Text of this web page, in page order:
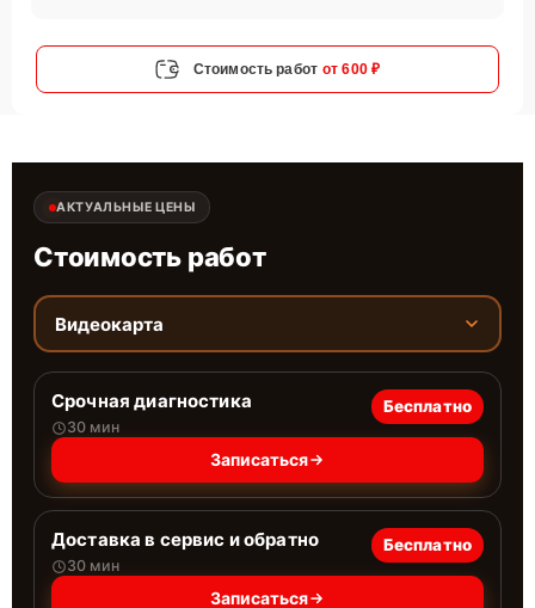
Стоимость работ от 600 ₽
АКТУАЛЬНЫЕ ЦЕНЫ
Стоимость работ
Видеокарта
Срочная диагностика
30 мин
Бесплатно
Записаться
Доставка в сервис и обратно
30 мин
Бесплатно
Записаться